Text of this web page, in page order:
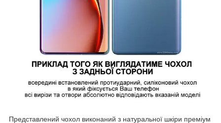
Представлений чохол виконаний з натуральної шкіри преміум